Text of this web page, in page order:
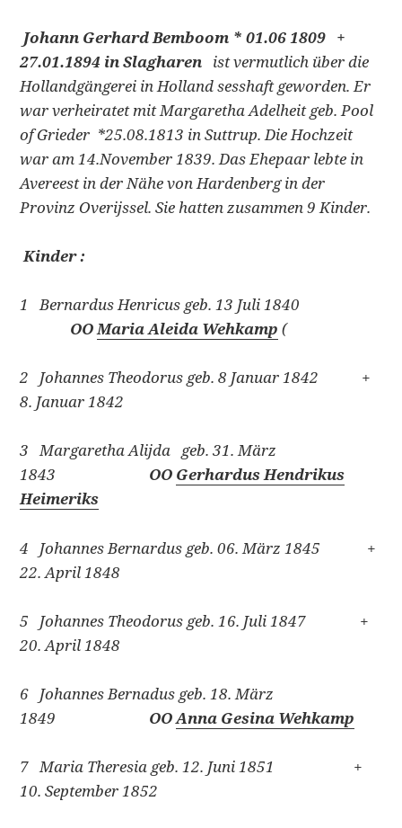
Johann Gerhard Bemboom * 01.06 1809 +
27.01.1894 in Slagharen ist vermutlich über die
Hollandgängerei in Holland sesshaft geworden. Er
war verheiratet mit Margaretha Adelheit geb. Pool
of Grieder *25.08.1813 in Suttrup. Die Hochzeit
war am 14.November 1839. Das Ehepaar lebte in
Avereest in der Nähe von Hardenberg in der
Provinz Overijssel. Sie hatten zusammen 9 Kinder.
Kinder :
1 Bernardus Henricus geb. 13 Juli 1840
OOMaria Aleida Wehkamp (
2 Johannes Theodorus geb. 8 Januar 1842 +
8. Januar 1842
3 Margaretha Alijda geb. 31. März
1843 OO Gerhardus Hendrikus
Heimeriks
4 Johannes Bernardus geb. 06. März 1845 +
22. April 1848
5 Johannes Theodorus geb. 16. Juli 1847 +
20. April 1848
6 Johannes Bernadus geb. 18. März
1849 OOAnna Gesina Wehkamp
7 Maria Theresia geb. 12. Juni 1851 +
10. September 1852